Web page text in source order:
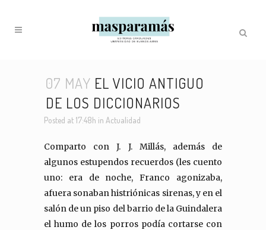
07 MAY EL VICIO ANTIGUO
DE LOS DICCIONARIOS
Posted at 17:48h in Actualidad
Comparto con J. J. Millás, además de
algunos estupendos recuerdos (les cuento
uno: era de noche, Franco agonizaba,
afuera sonaban histriónicas sirenas, y en el
salón de un piso del barrio de la Guindalera
el humo de los porros podía cortarse con